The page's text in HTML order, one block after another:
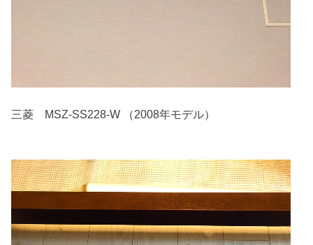
三菱 MSZ-SS228-W （2008年モデル）